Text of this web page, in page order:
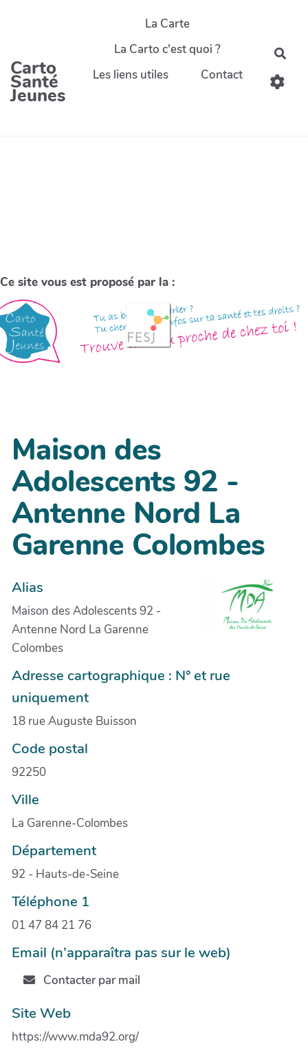
Carto
Santé
Jeunes
La Carte
La Carto c'est quoi ?
Les liens utiles
Contact
Ce site vous est proposé par la :
Maison des
Adolescents 92 -
Antenne Nord La
Garenne Colombes
Alias
Maison des Adolescents 92 -
Antenne Nord La Garenne
Colombes
Adresse cartographique : N° et rue
uniquement
18 rue Auguste Buisson
Code postal
92250
Ville
La Garenne-Colombes
Département
92 - Hauts-de-Seine
Téléphone 1
01 47 84 21 76
Email (n’apparaîtra pas sur le web)
Contacter par mail
Site Web
https://www.mda92.org/